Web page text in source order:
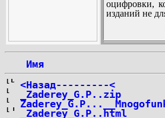
оцифровки,
изданий не
...
Имя
<Назад---------<
_Zaderey_G.P..zip
_Zaderey_G.P..html